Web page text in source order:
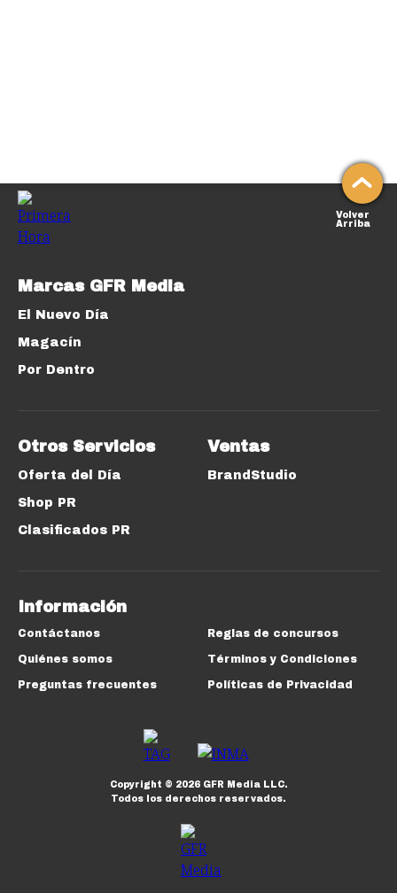
Volver
Arriba
Marcas GFR Media
El Nuevo Día
Magacín
Por Dentro
Otros Servicios
Oferta del Día
Shop PR
Clasificados PR
Ventas
BrandStudio
Información
Contáctanos
Quiénes somos
Preguntas frecuentes
Reglas de concursos
Términos y Condiciones
Políticas de Privacidad
Copyright © 2026GFR Media LLC.
Todos los derechos reservados.